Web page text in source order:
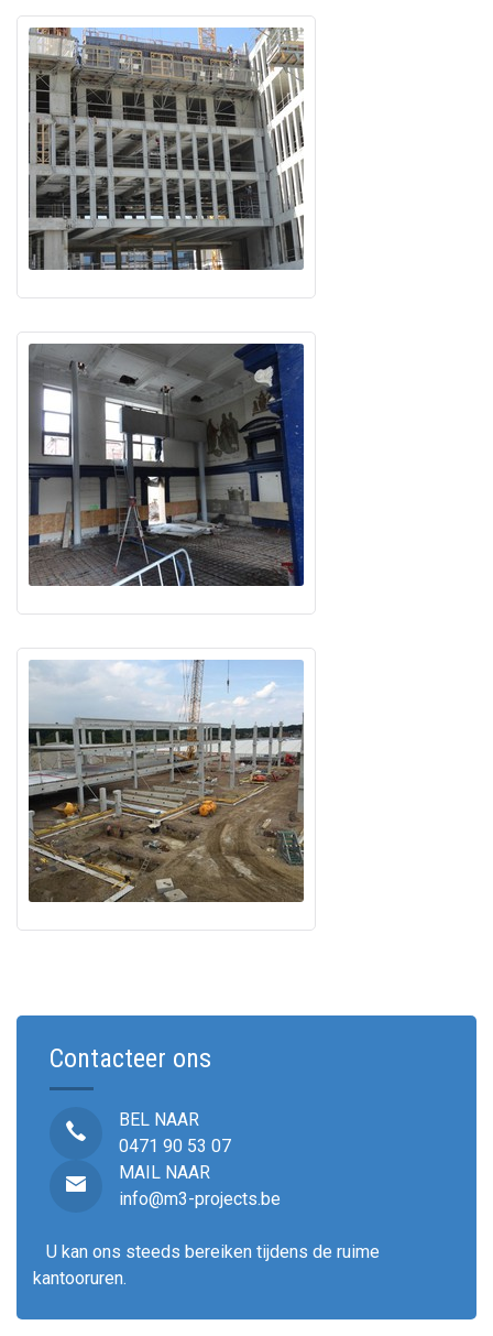
Contacteer ons
BEL NAAR
0471 90 53 07
MAIL NAAR
info@m3-projects.be
U kan ons steeds bereiken tijdens de ruime
kantooruren.